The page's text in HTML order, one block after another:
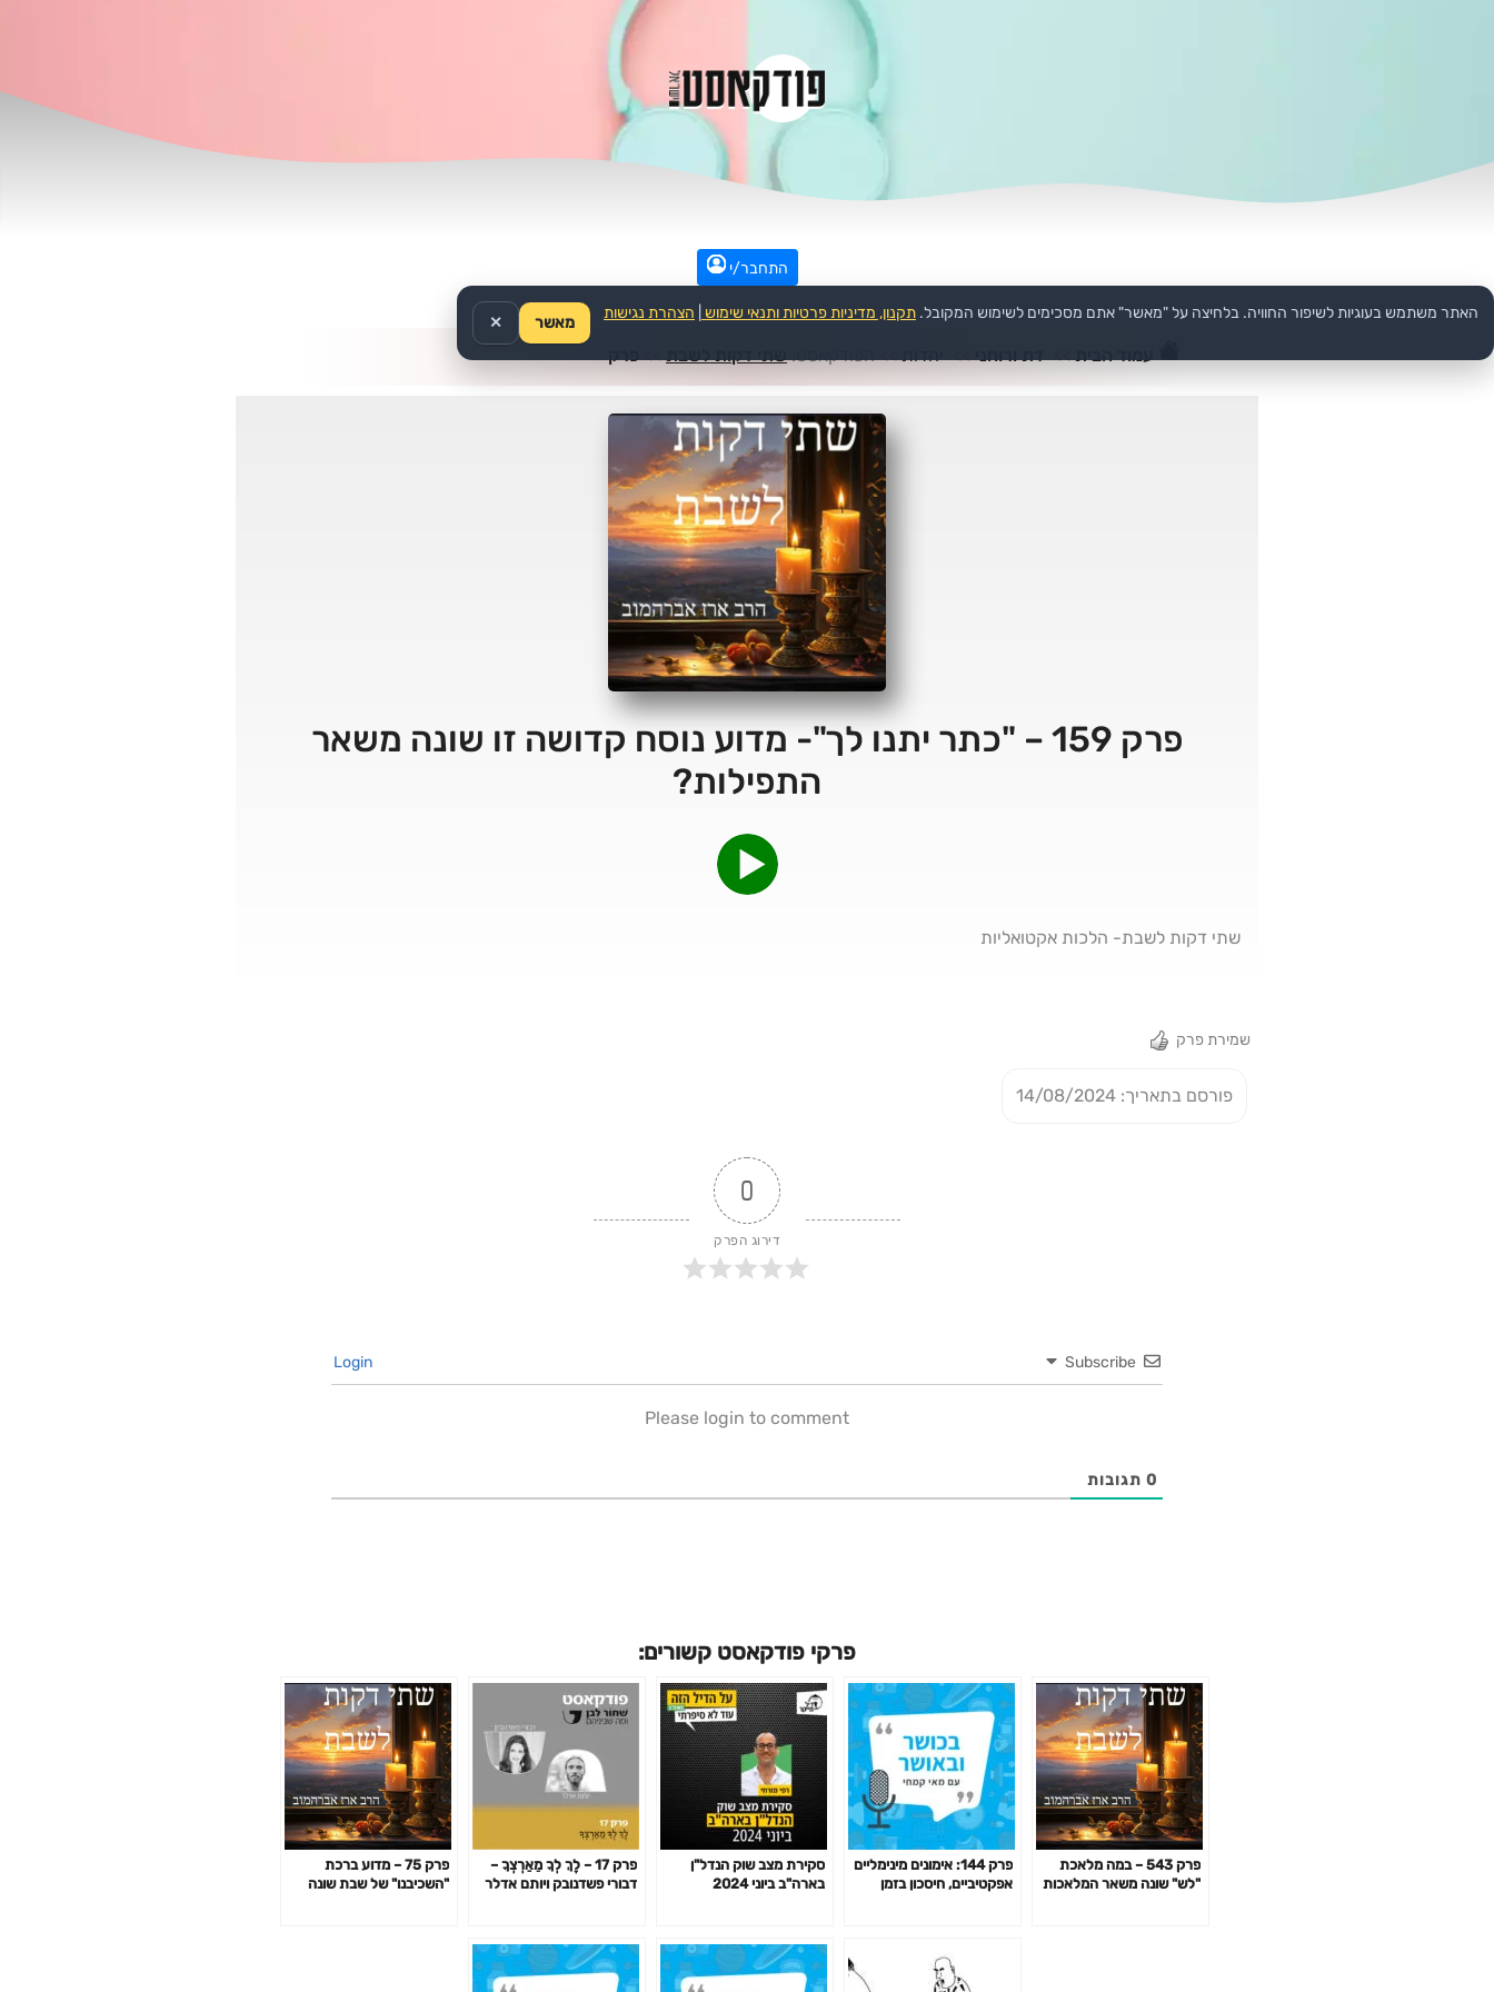
התחבר/י
עמוד הבית >> דת ורוחני >> יהדות >>הפודקאסט: שתי דקות לשבת >>פרק
פרק 159 – "כתר יתנו לך"- מדוע נוסח קדושה זו שונה משאר
התפילות?
שתי דקות לשבת- הלכות אקטואליות
שמירת פרק
פורסם בתאריך: 14/08/2024
0
דירוג הפרק
Subscribe
Please login to comment
0 תגובות
פרקי פודקאסט קשורים:
פרק 543 – במה מלאכת
"לש" שונה משאר המלאכות
פרק 144: אימונים מינימליים
אפקטיביים, חיסכון בזמן
סקירת מצב שוק הנדל"ן
בארה"ב ביוני 2024
פרק 17 – לֶךְ לְךָ מֵאַרְצְךָ –
דבורי פשדנובק ויותם אדלר
פרק 75 – מדוע ברכת
"השכיבנו" של שבת שונה
האתר משתמש בעוגיות לשיפור החוויה. בלחיצה על "מאשר" אתם מסכימים לשימוש המקובל. תקנון, מדיניות פרטיות ותנאי שימוש הצהרת נגישות
מאשר ✕